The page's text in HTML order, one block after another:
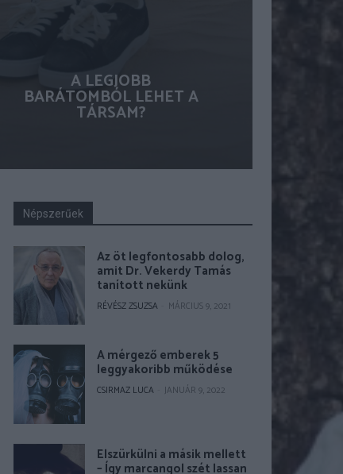
A LEGJOBB
BARÁTOMBÓL LEHET A
TÁRSAM?
Népszerűek
Az öt legfontosabb dolog,
amit Dr. Vekerdy Tamás
tanított nekünk
RÉVÉSZ ZSUZSA MÁRCIUS 9, 2021
A mérgező emberek 5
leggyakoribb működése
CSIRMAZ LUCA JANUÁR 9, 2022
Elszürkülni a másik mellett
– Így marcangol szét lassan